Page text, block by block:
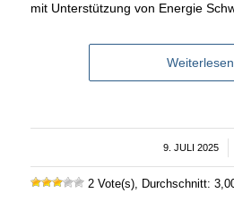
mit Unterstützung von Energie
Weiterlesen
9. JULI 2025
2 Vote(s), Durchschnitt: